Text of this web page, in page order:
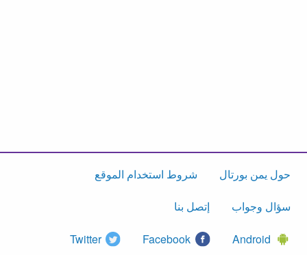
حول يمن بورتال شروط استخدام الموقع
سؤال وجواب إتصل بنا
Android
Facebook
Twitter